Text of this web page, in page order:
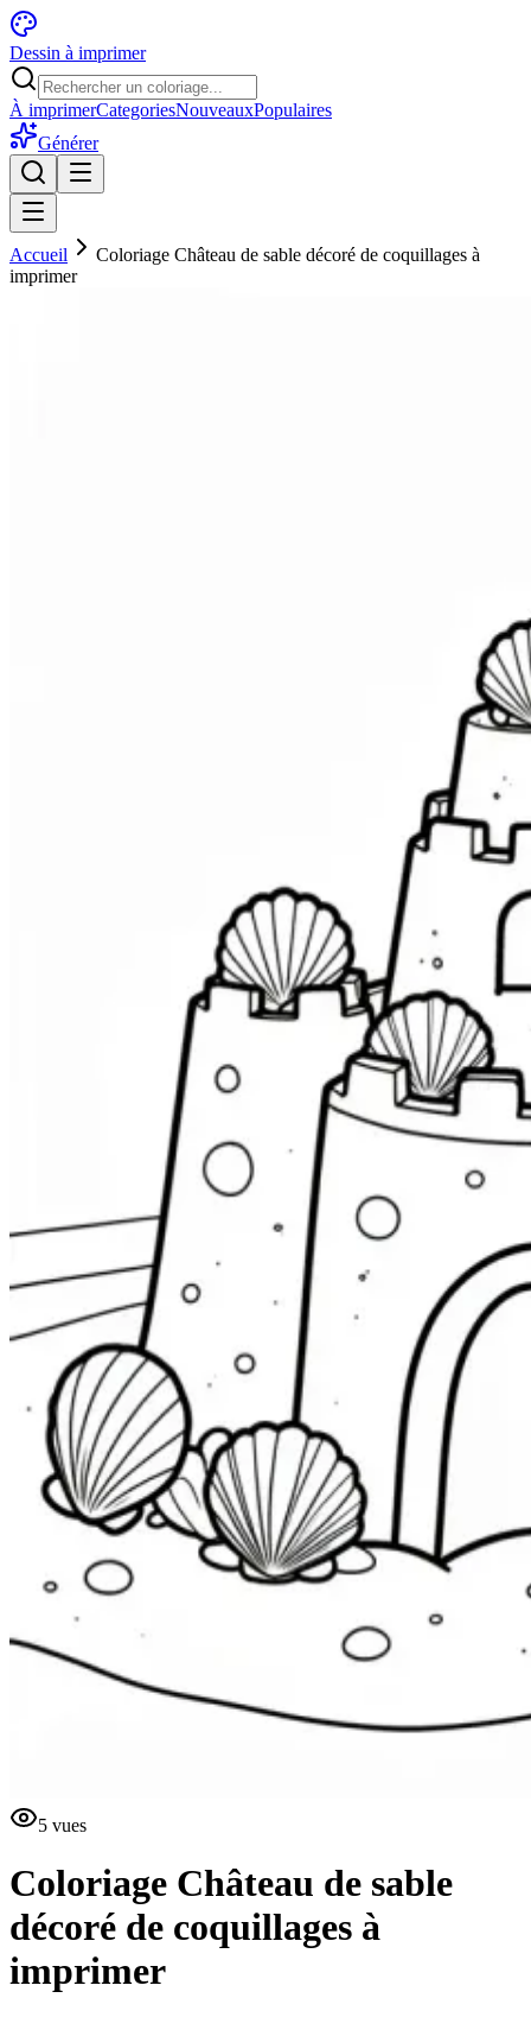
Dessin à imprimer
À imprimerCategoriesNouveauxPopulaires
Générer
Accueil
Coloriage Château de sable décoré de coquillages à
imprimer
5 vues
Coloriage Château de sable
décoré de coquillages à
imprimer